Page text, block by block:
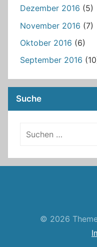
Dezember 2016 (5)
November 2016 (7)
Oktober 2016 (6)
September 2016
Suche
© 2026